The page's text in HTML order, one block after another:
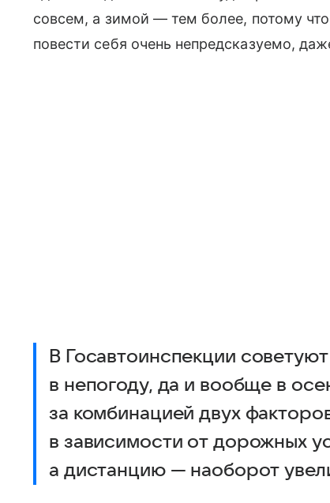
совсем, а зимой — тем более, потому
повести себя очень непредсказуемо,
В Госавтоинспекции
в непогоду, да и вообще в
за комбинацией двух
в зависимости от дорожных
а дистанцию — наоборот